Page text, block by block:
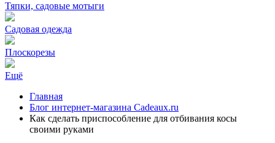
Тяпки, садовые мотыги
Садовая одежда
Плоскорезы
Ещё
Главная
Блог интернет-магазина Cadeaux.ru
Как сделать приспособление для отбивания косы
своими руками